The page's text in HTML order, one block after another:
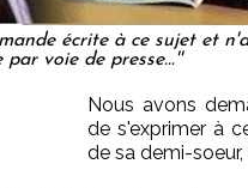
écrite à ce sujet et
par voie de presse...''
Nous avons
de s'exprimer à
de sa demi-